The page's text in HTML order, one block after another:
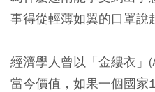
事得從輕薄如翼的口罩說
經濟學人曾以「金縷衣」
當今價值，如果一個國家